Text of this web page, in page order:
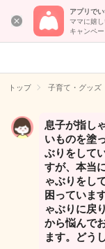
アプリで
ママに嬉
キャンペ
トップ 子育て・グッズ
息子が指し
いものを塗
ぶりをして
すが、本当
ゃぶりをし
困っていま
ゃぶりに戻
から悩んで
ます。どう